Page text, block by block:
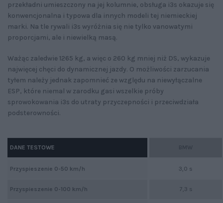
przekładni umieszczony na jej kolumnie, obsługa i3s okazuje się
konwencjonalna i typowa dla innych modeli tej niemieckiej
marki. Na tle rywali i3s wyróżnia się nie tylko vanowatymi
proporcjami, ale i niewielką masą.
Ważąc zaledwie 1265 kg, a więc o 260 kg mniej niż DS, wykazuje
najwięcej chęci do dynamicznej jazdy. O możliwości zarzucania
tyłem należy jednak zapomnieć ze względu na niewyłączalne
ESP, które niemal w zarodku gasi wszelkie próby
sprowokowania i3s do utraty przyczepności i przeciwdziała
podsterowności.
3,0 s
7,3 s
DANE TESTOWE
Przyspieszenie 0-50 km/h
Przyspieszenie 0-100 km/h